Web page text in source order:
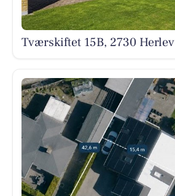
Tværskiftet 15B, 2730 Herlev